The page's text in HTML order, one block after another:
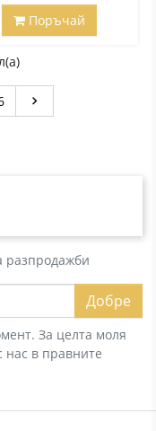
Поръчай
Напред

разпродажби
Добре
За целта моля
нас в правните